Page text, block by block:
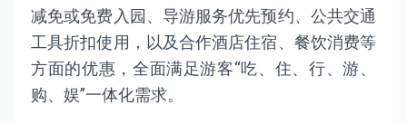
减免或免费入园、导游服务优先预约、公共交通
工具折扣使用，以及合作酒店住宿、餐饮消费等
方面的优惠，全面满足游客“吃、住、行、游、
购、娱”一体化需求。